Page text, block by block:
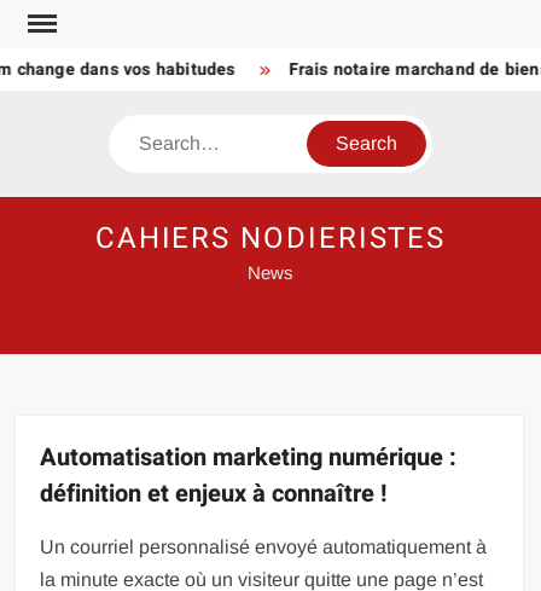
Skip
contentdans vos habitudes Frais notaire marchand de biens
Search
CAHIERS NODIERISTES
News
Automatisation marketing numérique :
définition et enjeux à connaître !
Un courriel personnalisé envoyé automatiquement à
la minute exacte où un visiteur quitte une page n’est